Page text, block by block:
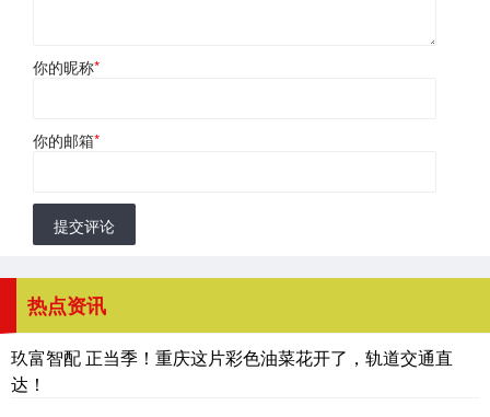
你的昵称*
你的邮箱*
提交评论
热点资讯
玖富智配 正当季！重庆这片彩色油菜花开了，轨道交通直
达！